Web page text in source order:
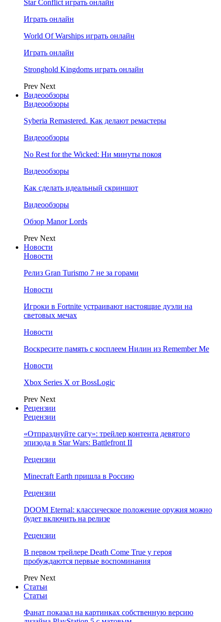
Star Conflict играть онлайн
Играть онлайн
World Of Warships играть онлайн
Играть онлайн
Stronghold Kingdoms играть онлайн
Prev Next
Видеообзоры
Видеообзоры
Syberia Remastered. Как делают ремастеры
Видеообзоры
No Rest for the Wicked: Ни минуты покоя
Видеообзоры
Как сделать идеальный скриншот
Видеообзоры
Обзор Manor Lords
Prev Next
Новости
Новости
Релиз Gran Turismo 7 не за горами
Новости
Игроки в Fortnite устраивают настоящие дуэли на
световых мечах
Новости
Воскресите память с косплеем Нилин из Remember Me
Новости
Xbox Series X от BossLogic
Prev Next
Рецензии
Рецензии
«Отпразднуйте сагу»: трейлер контента девятого
эпизода в Star Wars: Battlefront II
Рецензии
Minecraft Earth пришла в Россию
Рецензии
DOOM Eternal: классическое положение оружия можно
будет включить на релизе
Рецензии
В первом трейлере Death Come True у героя
пробуждаются первые воспоминания
Prev Next
Статьи
Статьи
Фанат показал на картинках собственную версию